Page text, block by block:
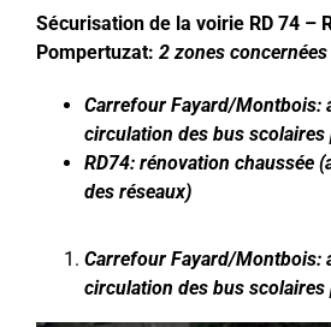
Sécurisation de la voirie RD 74 –
Pompertuzat: 2 zones concernées
Carrefour Fayard/Montbois:
circulation des bus scolaires
RD74: rénovation chaussée
des réseaux)
Carrefour Fayard/Montbois:
circulation des bus scolaires